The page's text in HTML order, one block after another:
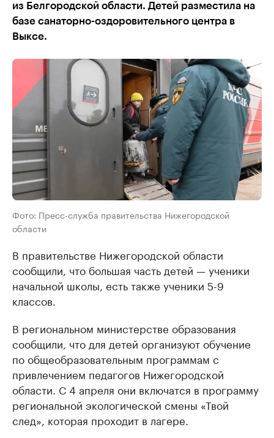
из Белгородской области. Детей разместила на
базе санаторно-оздоровительного центра в
Выксе.
Фото: Пресс-служба правительства Нижегородской
области
В правительстве Нижегородской области
сообщили, что большая часть детей — ученики
начальной школы, есть также ученики 5-9
классов.
В региональном министерстве образования
сообщили, что для детей организуют обучение
по общеобразовательным программам с
привлечением педагогов Нижегородской
области. С 4 апреля они включатся в программу
региональной экологической смены «Твой
след», которая проходит в лагере.